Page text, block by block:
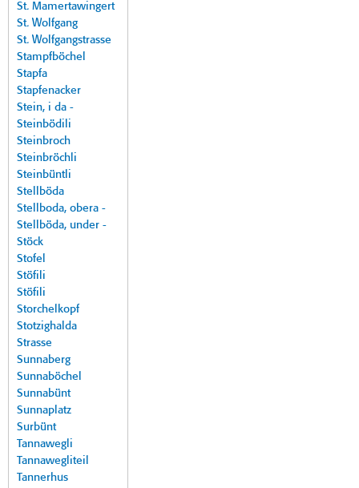
St. Mamertawingert
St. Wolfgang
St. Wolfgangstrasse
Stampfböchel
Stapfa
Stapfenacker
Stein, i da -
Steinbödili
Steinbroch
Steinbröchli
Steinbüntli
Stellböda
Stellboda, obera -
Stellböda, under -
Stöck
Stofel
Stöfili
Stöfili
Storchelkopf
Stotzighalda
Strasse
Sunnaberg
Sunnaböchel
Sunnabünt
Sunnaplatz
Surbünt
Tannawegli
Tannawegliteil
Tannerhus